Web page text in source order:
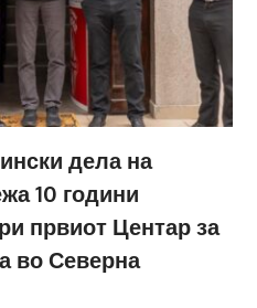
дела на
10 години
првиот Центар за
во Северна